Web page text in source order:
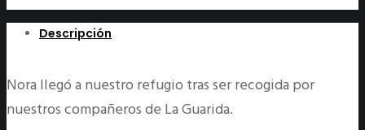
Descripción
Nora llegó a nuestro refugio tras ser recogida por
nuestros compañeros de La Guarida.